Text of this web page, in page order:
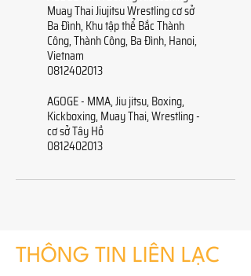
Muay Thai Jiujitsu Wrestling cơ sở
Ba Đình, Khu tập thể Bắc Thành
Công, Thành Công, Ba Đình, Hanoi,
Vietnam
0812402013
AGOGE - MMA, Jiu jitsu, Boxing,
Kickboxing, Muay Thai, Wrestling -
cơ sở Tây Hồ
0812402013
THÔNG TIN LIÊN LẠC